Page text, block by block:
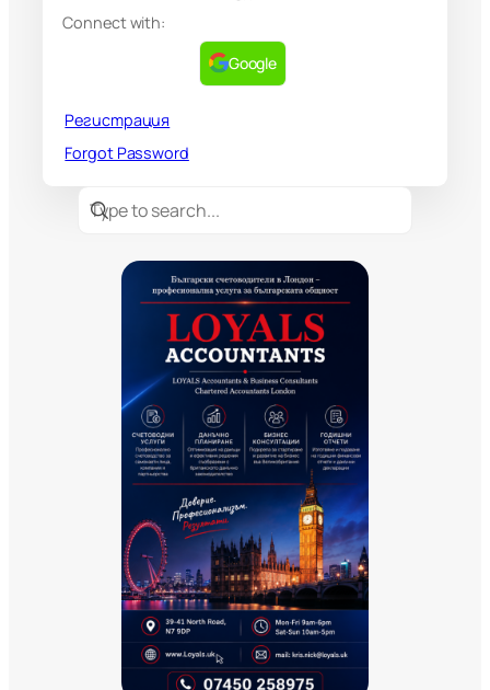
Connect with:
Google
Регистрация
Forgot Password